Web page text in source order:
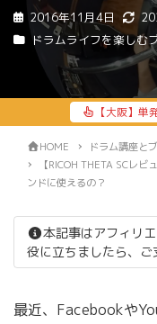
2016年11月4日
ドラムライフを楽しむ
【大阪】単
HOME ドラム講座と
【RICOH THETA SCレ
ンドに使えるの？
本記事はアフィリ
役に立ちましたら、ご
最近、Facebookや